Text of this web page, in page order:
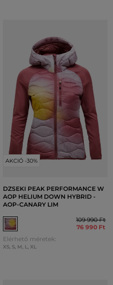
AKCIÓ -30%
DZSEKI PEAK PERFORMANCE W
AOP HELIUM DOWN HYBRID -
AOP-CANARY LIM
109 990 Ft
76 990 Ft
Elérhető méretek:
XS, S, M, L, XL